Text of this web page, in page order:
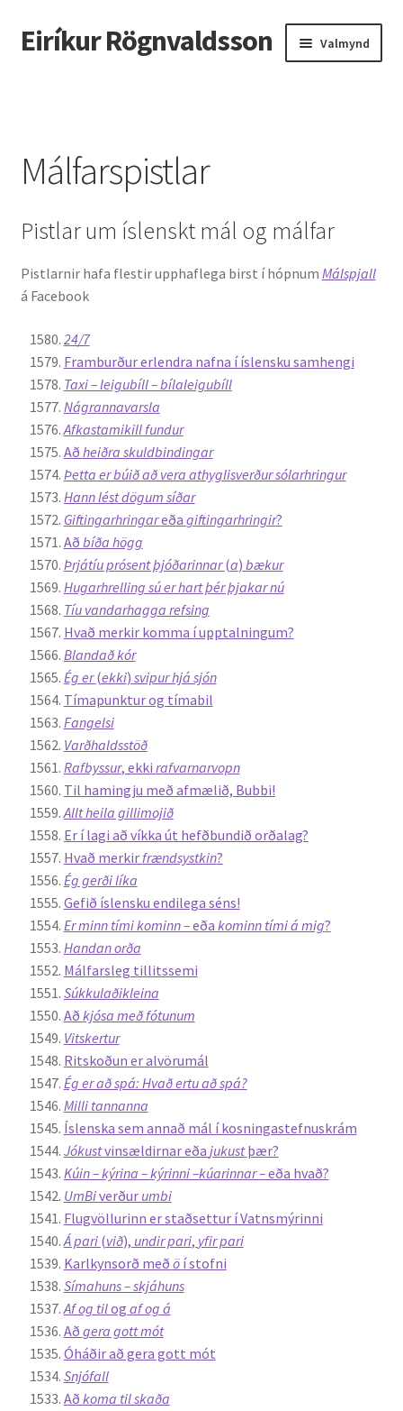
Fara
beint
Hoppa
yfir
Eiríkur Rögnvaldsson Valmynd
Ætt
Líf og starf
Myndir
Kennd námskeið
Kennsluefni
Yfirlit um kennslu
Stjórnun
Innan Háskólans
Samstarfsverkefni
Styrkir og verðlaun
Utan Háskólans
Verkefnisstjórn
Þjónusta
Rannsóknir
Máltækni
Orðalyklar og orðafar
Orðhlutafræði
Samtímasetningafræði
Söguleg setningafræði
Hljóð og hljóðkerfi
Staða íslenskunnar
Ritverk og erindi
Bækur
Önnur ritverk
Ritrýndar greinar
Málfarspistlar
Pistlar um íslenskt mál og málfar
Pistlarnir hafa flestir upphaflega birst í hópnum Málspjall
á Facebook
24/7
Framburður erlendra nafna í íslensku samhengi
Taxi – leigubíll – bílaleigubíll
Nágrannavarsla
Afkastamikill fundur
Að heiðra skuldbindingar
Þetta er búið að vera athyglisverður sólarhringur
Hann lést dögum síðar
Giftingarhringareða giftingarhringir?
Að bíða högg
Þrjátíu prósent þjóðarinnar(a) bækur
Hugarhrelling sú er hart þér þjakar nú
Tíu vandarhagga refsing
Hvað merkir komma í upptalningum?
Blandað kór
Ég er(ekki) svipur hjá sjón
Tímapunktur og tímabil
Fangelsi
Varðhaldsstöð
Rafbyssur, ekki rafvarnarvopn
Til hamingju með afmælið, Bubbi!
Allt heila gillimojið
Er í lagi að víkka út hefðbundið orðalag?
Hvað merkirfrændsystkin?
Ég gerði líka
Gefið íslensku endilega séns!
Er minn tími kominn –eða kominn tími á mig?
Handan orða
Málfarsleg tillitssemi
Súkkulaðikleina
Að kjósa með fótunum
Vitskertur
Ritskoðun er alvörumál
Ég er að spá: Hvað ertu að spá?
Milli tannanna
Íslenska sem annað mál í kosningastefnuskrám
Jókustvinsældirnar eða jukustþær?
Kúin – kýrina – kýrinni –kúarinnar –eða hvað?
UmBiverður umbi
Flugvöllurinn er staðsettur í Vatnsmýrinni
Á pari (við), undir pari, yfir pari
Karlkynsorð með ö í stofni
Símahuns – skjáhuns
Af og tilog af og á
Að gera gott mót
Óháðir að gera gott mót
Snjófall
Að koma til skaða